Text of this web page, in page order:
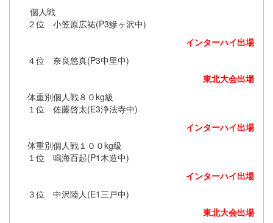
個人戦
２位 小笠原広祐(P3鰺ヶ沢中)
インターハイ出場
４位 奈良悠真(P3中里中)
東北大会出場
体重別個人戦８０kg級
１位 佐藤啓太(E3浄法寺中)
インターハイ出場
体重別個人戦１００kg級
１位 鳴海百起(P1木造中)
インターハイ出場
３位 中沢陸人(E1三戸中)
東北大会出場